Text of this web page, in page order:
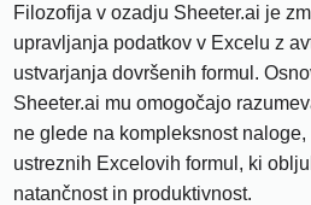
Filozofija v ozadju Sheeter.ai je
upravljanja podatkov v Excelu z
ustvarjanja dovršenih formul.
Sheeter.ai mu omogočajo
ne glede na kompleksnost
ustreznih Excelovih formul, ki
natančnost in produktivnost.